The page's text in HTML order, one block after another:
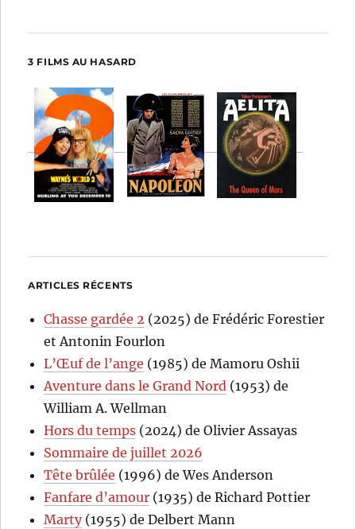
3 FILMS AU HASARD
ARTICLES RÉCENTS
Chasse gardée 2 (2025) de Frédéric Forestier
et Antonin Fourlon
L’Œuf de l’ange (1985) de Mamoru Oshii
Aventure dans le Grand Nord (1953) de
William A. Wellman
Hors du temps (2024) de Olivier Assayas
Sommaire de juillet 2026
Tête brûlée (1996) de Wes Anderson
Fanfare d’amour (1935) de Richard Pottier
Marty(1955) de Delbert Mann